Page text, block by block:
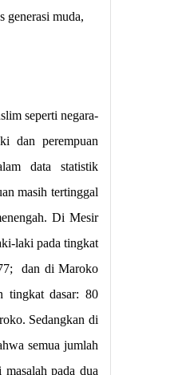
generasi muda,
seperti negara-
dan perempuan
data statistik
masih tertinggal
Di Mesir
laki pada tingkat
dan di Maroko
tingkat dasar: 80
Sedangkan di
semua jumlah
pada dua